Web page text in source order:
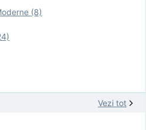
(8)
Vezi tot